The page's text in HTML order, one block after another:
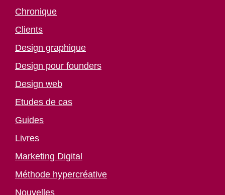
Chronique
Clients
Design graphique
Design pour founders
Design web
Etudes de cas
Guides
Livres
Marketing Digital
Méthode hypercréative
Nouvelles